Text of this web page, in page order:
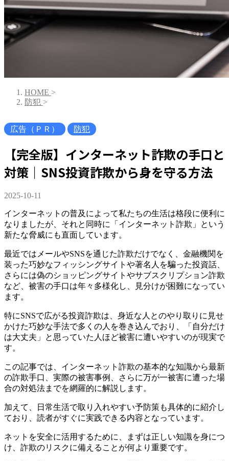
HOME >
防犯 >
広告（ＰＲ） 防犯
【完全版】インターネット詐欺の手口と
対策｜SNS投資詐欺から身を守る方法
2025-10-11
インターネットの普及によって私たちの生活は格段に便利に
なりましたが、それと同時に「インターネット詐欺」という
新たな脅威にも直面しています。
最近ではメールやSNSを通じた詐欺だけでなく、金融機関を
装った巧妙なフィッシングサイトや著名人を騙った投資話、
さらには偽のショッピングサイトやサブスクリプション詐欺
など、被害の手口は年々多様化し、見分けが困難になってい
ます。
特にSNSで広がる投資詐欺は、身近な人とのやり取りに見せ
かけた巧妙な手法で多くの人を巻き込んでおり、「自分だけ
は大丈夫」と思っていた人ほど被害に遭いやすいのが現実で
す。
この記事では、インターネット詐欺の基本的な知識から最新
の詐欺手口、実際の被害事例、さらに万が一被害に遭った場
合の対処法までを網羅的に解説します。
加えて、日常生活で取り入れやすい予防策も具体的に紹介し
ており、読者がすぐに実践できる内容となっています。
ネットを安全に活用するために、まずは正しい知識を身につ
け、詐欺のリスクに備えることが何より重要です。